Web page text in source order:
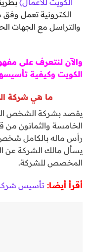
الكويت للأعمال)
الكترونية تعمل وفق
والتراسل مع الجهات
والآن لنتعرف على
الكويت وكيفية
ما هي شركة
يقصد بشركة الشخص
الخامسة والثمانون من
رأس ماله بالكامل شخص
يسأل مالك الشركة عن
المخصص للشركة.
أقرأ أيضا: تأسيس